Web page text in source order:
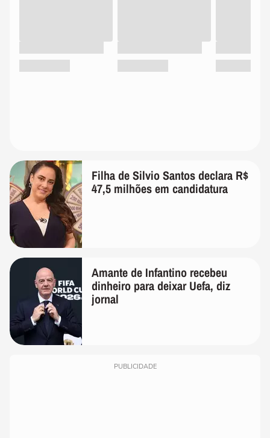
Filha de Silvio Santos declara R$
47,5 milhões em candidatura
Amante de Infantino recebeu
dinheiro para deixar Uefa, diz
jornal
PUBLICIDADE